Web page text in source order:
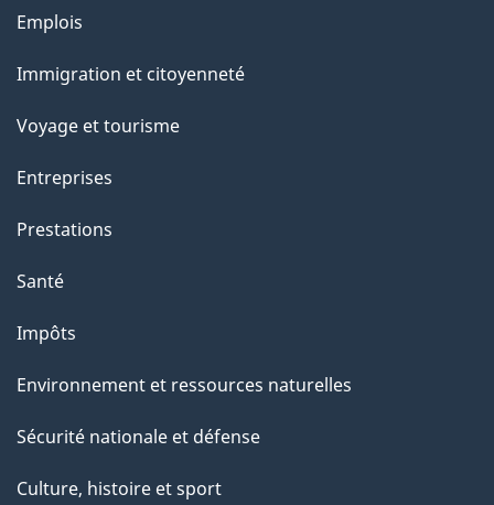
Thèmes
sujets
Emplois
Immigration et citoyenneté
Voyage et tourisme
Entreprises
Prestations
Santé
Impôts
Environnement et ressources naturelles
Sécurité nationale et défense
Culture, histoire et sport